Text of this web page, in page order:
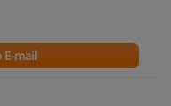
mail